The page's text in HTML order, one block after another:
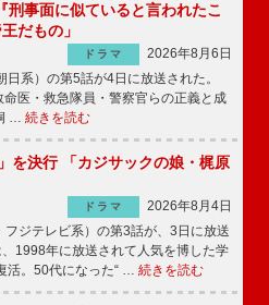
事面に似ていると言われたこ
だもの」
ドラマ
2026年8月6日
系）の第5話が4日に放送された。
医・救急隊員・警察官らの正義と成
… 続きを読む
を決行 「カジサックの娘・梶原
ドラマ
2026年8月4日
ジテレビ系）の第3話が、3日に放送
1998年に放送されて人気を博した学
活。50代になった“ … 続きを読む